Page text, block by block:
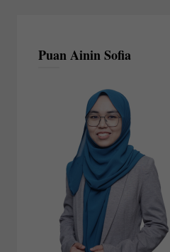
Puan Ainin Sofia